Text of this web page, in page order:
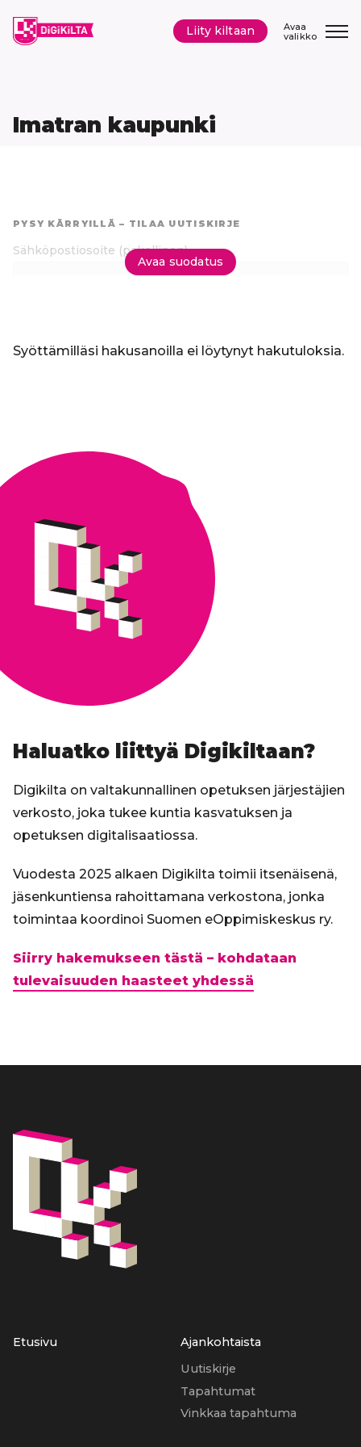
sisältöön
Avaa
valikko
Liity kiltaan
Imatran kaupunki
PYSY KÄRRYILLÄ – TILAA UUTISKIRJE
Sähköpostiosoite (pakollinen)
Avaa suodatus
Syöttämilläsi hakusanoilla ei löytynyt hakutuloksia.
Haluatko liittyä Digikiltaan?
Digikilta on valtakunnallinen opetuksen järjestäjien
verkosto, joka tukee kuntia kasvatuksen ja
opetuksen digitalisaatiossa.
Vuodesta 2025 alkaen Digikilta toimii itsenäisenä,
jäsenkuntiensa rahoittamana verkostona, jonka
toimintaa koordinoi Suomen eOppimiskeskus ry.
Siirry hakemukseen tästä – kohdataan
tulevaisuuden haasteet yhdessä
Etusivu
Ajankohtaista
Uutiskirje
Tapahtumat
Vinkkaa tapahtuma